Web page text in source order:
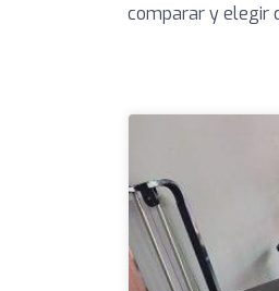
comparar y elegir